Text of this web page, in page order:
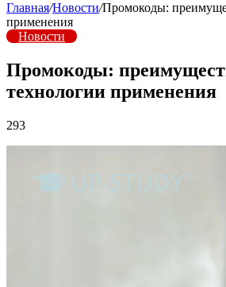
Главная/Новости/Промокоды:
применения
Новости
Промокоды:
технологии применения
293